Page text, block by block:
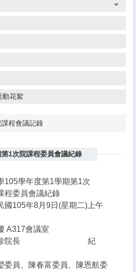
動花絮
課程會議記錄
1次院課程委員會議紀錄
105學年度第1學期第1次
程委員會議紀錄
國105年8月9日(星期二)上午
A317會議室
黃國珍院長 紀
委員、陳春富委員、陳恩航委